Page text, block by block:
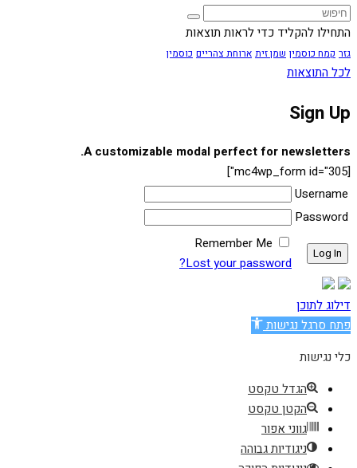
התחילו להקליד כדי לראות תוצאות
גזר קמח כוסמין שמן זית ארוחת צהריים כוסמין
לכל התוצאות
Sign Up
A customizable modal perfect for newsletters.
[mc4wp_form id="305"]
Username
Password
Remember Me
Lost your password?
דילוג לתוכן
פתח סרגל נגישות
כלי נגישות
הגדל טקסט
הקטן טקסט
גווני אפור
ניגודיות גבוהה